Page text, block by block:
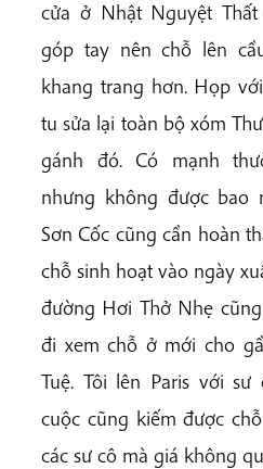
cửa ở Nhật Nguyệt
góp tay nên chỗ lên
khang trang hơn. Họp
tu sửa lại toàn bộ xóm
gánh đó. Có mạnh
nhưng không được bao
Sơn Cốc cũng cần hoàn
chỗ sinh hoạt vào ngày
đường Hơi Thở Nhẹ
đi xem chỗ ở mới cho
Tuệ. Tôi lên Paris với
cuộc cũng kiếm được
các sư cô mà giá không